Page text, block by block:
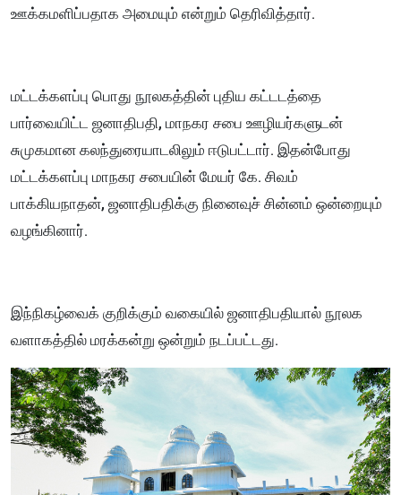
ஊக்கமளிப்பதாக அமையும் என்றும் தெரிவித்தார்.
மட்டக்களப்பு பொது நூலகத்தின் புதிய கட்டடத்தை
பார்வையிட்ட ஜனாதிபதி, மாநகர சபை ஊழியர்களுடன்
சுமுகமான கலந்துரையாடலிலும் ஈடுபட்டார். இதன்போது
மட்டக்களப்பு மாநகர சபையின் மேயர் கே. சிவம்
பாக்கியநாதன், ஜனாதிபதிக்கு நினைவுச் சின்னம் ஒன்றையும்
வழங்கினார்.
இந்நிகழ்வைக் குறிக்கும் வகையில் ஜனாதிபதியால் நூலக
வளாகத்தில் மரக்கன்று ஒன்றும் நடப்பட்டது.